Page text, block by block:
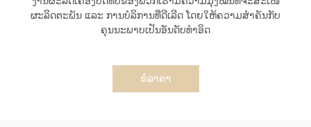
ຜະລິດຕະພັນ ແລະ ການບໍລິການທີ່ດີເລີດ ໂດຍໃຫ້ຄວາມສຳຄັນກັບ
ຄຸນນະພາບເປັນອັນດັບທຳອິດ
ຂໍລາຄາ